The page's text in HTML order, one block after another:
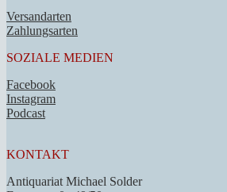
Versandarten
Zahlungsarten
SOZIALE MEDIEN
Facebook
Instagram
Podcast
KONTAKT
Antiquariat Michael Solder